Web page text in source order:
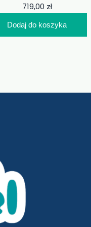
719,00 zł
Dodaj do koszyka